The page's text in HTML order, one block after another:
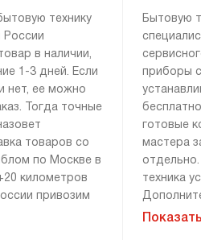
технику
России
в наличии,
1-3 дней. Если
нет, ее можно
Тогда точные
товаров со
по Москве в
километров
привозим
если сумма
Бытовую
приборы
готовые
мастера
техника